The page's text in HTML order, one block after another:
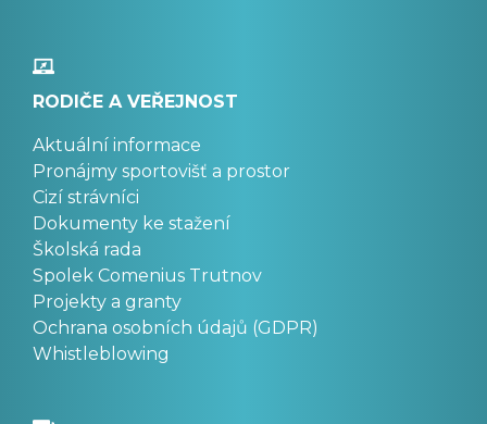
RODIČE A VEŘEJNOST
Aktuální informace
Pronájmy sportovišť a prostor
Cizí strávníci
Dokumenty ke stažení
Školská rada
Spolek Comenius Trutnov
Projekty a granty
Ochrana osobních údajů (GDPR)
Whistleblowing